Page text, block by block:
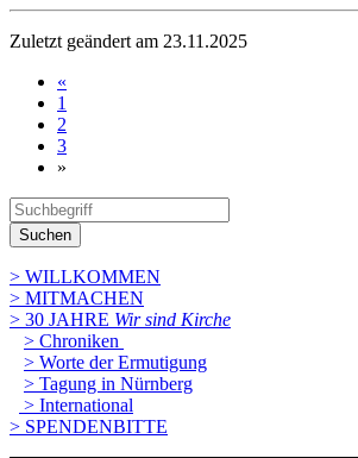
Zuletzt geändert am 23­.11.2025
«
1
2
3
»
Suchen
> WILLKOMMEN
> MITMACHEN
> 30 JAHRE Wir sind Kirche
> Chroniken
> Worte der Ermutigung
> Tagung in Nürnberg
> International
> SPENDENBITTE